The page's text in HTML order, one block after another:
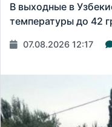
В выходные в
температуры до 42
07.08.2026 12:17